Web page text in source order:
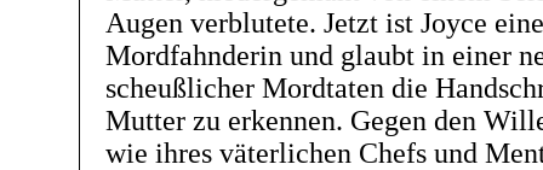
Augen verblutete. Jetzt ist Joyce
Mordfahnderin und glaubt in einer
scheußlicher Mordtaten die
Mutter zu erkennen. Gegen den
wie ihres väterlichen Chefs und